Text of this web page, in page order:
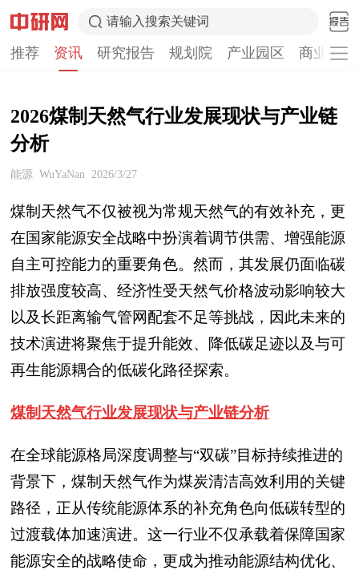
请输入搜索关键词
推荐 资讯 研究报告 规划院 产业园区 商业计
2026煤制天然气行业发展现状与产业链
分析
能源 WuYaNan 2026/3/27
煤制天然气不仅被视为常规天然气的有效补充，更
在国家能源安全战略中扮演着调节供需、增强能源
自主可控能力的重要角色。然而，其发展仍面临碳
排放强度较高、经济性受天然气价格波动影响较大
以及长距离输气管网配套不足等挑战，因此未来的
技术演进将聚焦于提升能效、降低碳足迹以及与可
再生能源耦合的低碳化路径探索。
煤制天然气行业发展现状与产业链分析
在全球能源格局深度调整与“双碳”目标持续推进的
背景下，煤制天然气作为煤炭清洁高效利用的关键
路径，正从传统能源体系的补充角色向低碳转型的
过渡载体加速演进。这一行业不仅承载着保障国家
能源安全的战略使命，更成为推动能源结构优化、